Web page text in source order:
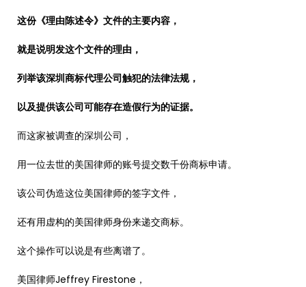
这份《理由陈述令》文件的主要内容，
就是说明发这个文件的理由，
列举该深圳商标代理公司触犯的法律法规，
以及提供该公司可能存在造假行为的证据。
而这家被调查的深圳公司，
用一位去世的美国律师的账号提交数千份商标申请。
该公司伪造这位美国律师的签字文件，
还有用虚构的美国律师身份来递交商标。
这个操作可以说是有些离谱了。
美国律师Jeffrey Firestone，